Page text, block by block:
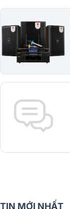
TIN MỚI NHẤT